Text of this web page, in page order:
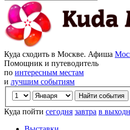
Куда сходить в Москве. Афиша
Помощник и путеводитель
по интересным местам
и лучшим событиям
Куда пойти сегодня завтра в